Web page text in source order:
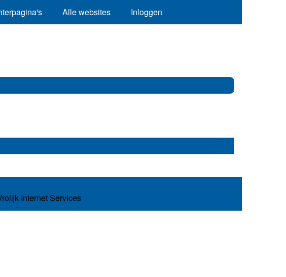
Alle websites Inloggen
Internet Services